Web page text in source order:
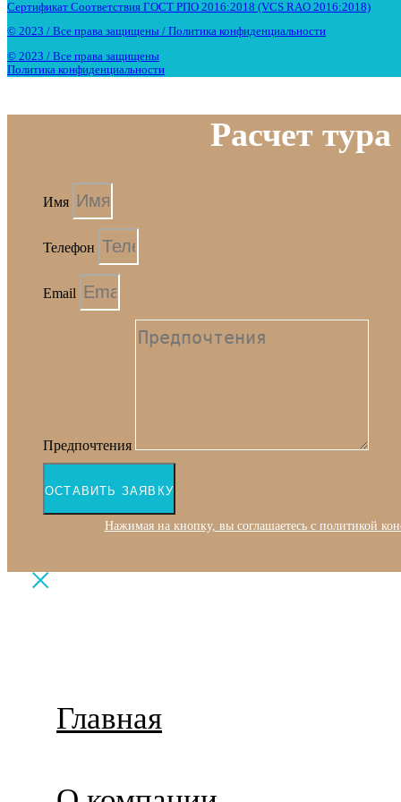
Сертификат Соответствия ГОСТ РПО 2016:2018 (VCS RAO 2016:2018)
© 2023 / Все права защищены / Политика конфиденциальности
© 2023 / Все права защищены
Политика конфиденциальности
Расчет тура
Имя
Телефон
Email
Предпочтения
ОСТАВИТЬ ЗАЯВКУ
Нажимая на кнопку, вы соглашаетесь с политикой
Главная